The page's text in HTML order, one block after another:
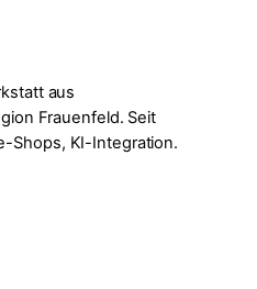
aus
Frauenfeld. Seit
Shops, KI-Integration.